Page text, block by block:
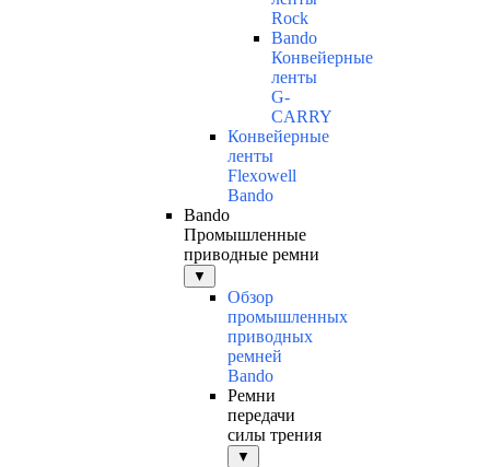
Rock
Bando
Конвейерные
ленты
G-
CARRY
Конвейерные
ленты
Flexowell
Bando
Bando
Промышленные
приводные ремни
▼
Обзор
промышленных
приводных
ремней
Bando
Ремни
передачи
силы трения
▼